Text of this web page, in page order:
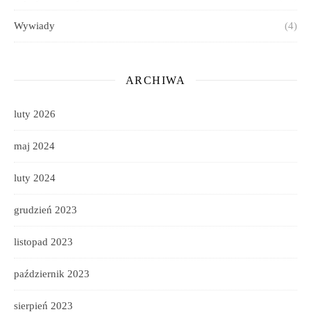
Wywiady (4)
ARCHIWA
luty 2026
maj 2024
luty 2024
grudzień 2023
listopad 2023
październik 2023
sierpień 2023